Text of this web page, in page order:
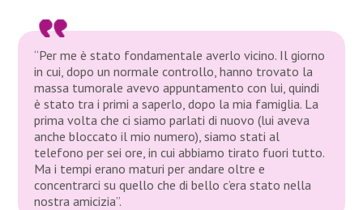
“Per me è stato fondamentale averlo vicino. Il giorno
in cui, dopo un normale controllo, hanno trovato la
massa tumorale avevo appuntamento con lui, quindi
è stato tra i primi a saperlo, dopo la mia famiglia. La
prima volta che ci siamo parlati di nuovo (lui aveva
anche bloccato il mio numero), siamo stati al
telefono per sei ore, in cui abbiamo tirato fuori tutto.
Ma i tempi erano maturi per andare oltre e
concentrarci su quello che di bello c’era stato nella
nostra amicizia”.